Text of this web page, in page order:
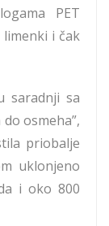
PET
i čak
saradnji sa
osmeha”,
priobalje
uklonjeno
i oko 800